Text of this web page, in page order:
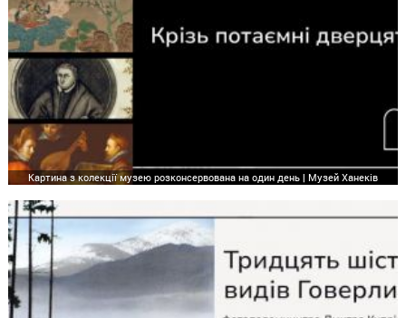
Картина з колекції музею розконсервована на один день | Музей Ханеків